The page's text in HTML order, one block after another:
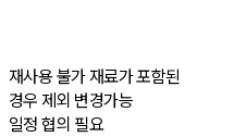
재사용 불가 재료가 포함된
경우 제외 변경가능
일정 협의 필요